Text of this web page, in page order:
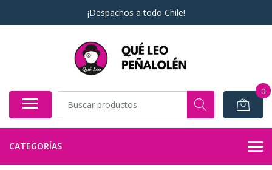
¡Despachos a todo Chile!
0
CATEGORÍAS